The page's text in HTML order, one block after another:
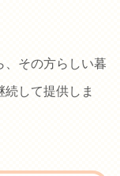
、その方らしい暮
して提供しま